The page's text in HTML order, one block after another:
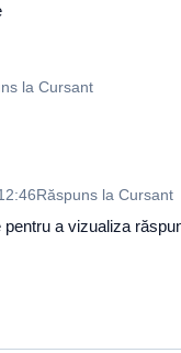
la Cursant
Răspuns la Cursant
pentru a vizualiza